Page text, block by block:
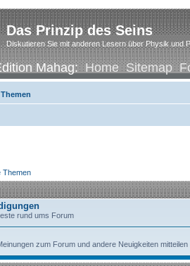
Das Prinzip des Seins
Diskutieren Sie mit anderen Lesern über Physik und
Mahag:Home Sitemap
Themen
rund ums Forum
zum Forum und andere Neuigkeiten mitteilen